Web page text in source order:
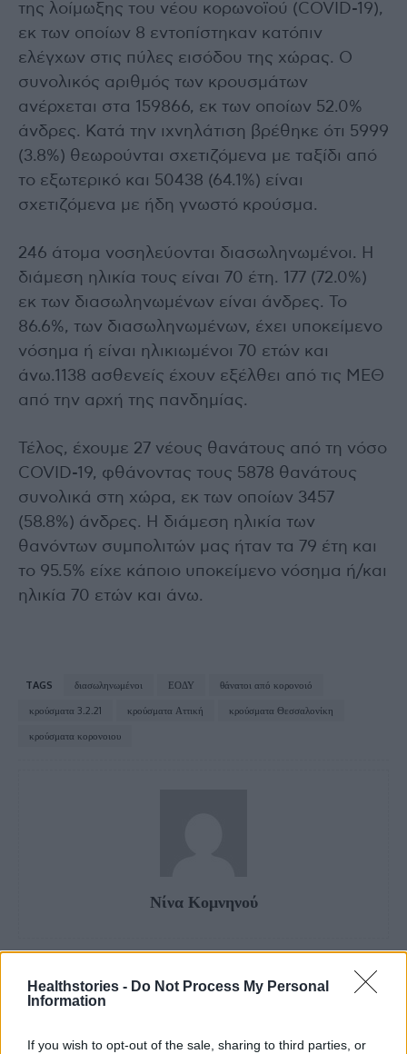
Healthstories - Do Not Process My Personal
Information
If you wish to opt-out of the sale, sharing to third parties, or
της λοίμωξης του νέου κορωνοϊού (COVID-19),
εκ των οποίων 8 εντοπίστηκαν κατόπιν
ελέγχων στις πύλες εισόδου της χώρας. Ο
συνολικός αριθμός των κρουσμάτων
ανέρχεται στα 159866, εκ των οποίων 52.0%
άνδρες. Κατά την ιχνηλάτιση βρέθηκε ότι 5999
(3.8%) θεωρούνται σχετιζόμενα με ταξίδι από
το εξωτερικό και 50438 (64.1%) είναι
σχετιζόμενα με ήδη γνωστό κρούσμα.
246 άτομα νοσηλεύονται διασωληνωμένοι. Η
διάμεση ηλικία τους είναι 70 έτη. 177 (72.0%)
εκ των διασωληνωμένων είναι άνδρες. To
86.6%, των διασωληνωμένων, έχει υποκείμενο
νόσημα ή είναι ηλικιωμένοι 70 ετών και
άνω.1138 ασθενείς έχουν εξέλθει από τις ΜΕΘ
από την αρχή της πανδημίας.
Τέλος, έχουμε 27 νέους θανάτους από τη νόσο
COVID-19, φθάνοντας τους 5878 θανάτους
συνολικά στη χώρα, εκ των οποίων 3457
(58.8%) άνδρες. Η διάμεση ηλικία των
θανόντων συμπολιτών μας ήταν τα 79 έτη και
το 95.5% είχε κάποιο υποκείμενο νόσημα ή/και
ηλικία 70 ετών και άνω.
TAGS διασωληνωμένοι ΕΟΔΥ
θάνατοι από κορονοιό
κρούσματα 3.2.21
κρούσματα Αττική
κρούσματα Θεσσαλονίκη
κρούσματα κορονοιου
Νίνα Κομνηνού